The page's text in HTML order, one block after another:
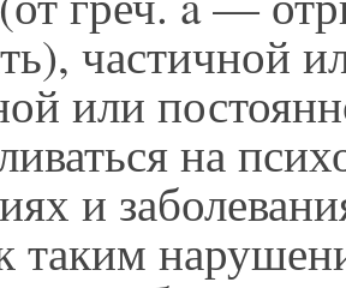
частичной
или
на
и
таким